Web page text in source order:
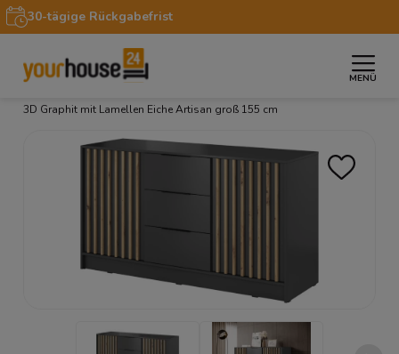
30-tägige Rückgabefrist
MENÜ
Startseite » Möbel
Kommode NELLY
3D Graphit mit Lamellen Eiche Artisan groß 155 cm